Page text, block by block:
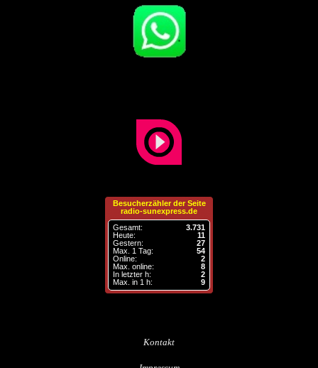
Besucherzähler der Seite
radio-sunexpress.de
Gesamt:
3.731
Heute:
11
Gestern:
27
Max. 1 Tag:
54
Online:
2
Max. online:
8
In letzter h:
2
Max. in 1 h:
9
Kontakt